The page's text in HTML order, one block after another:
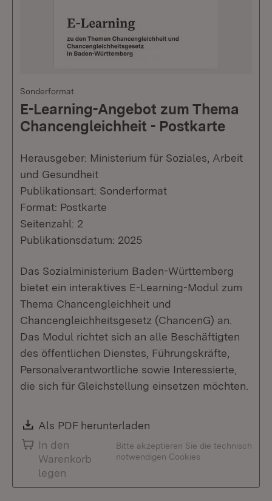
Sonderformat
E-Learning-Angebot zum Thema
Chancengleichheit - Postkarte
Herausgeber: Ministerium für Soziales, Arbeit
und Gesundheit
Publikationsart: Sonderformat
Format: Postkarte
Seitenzahl: 2
Publikationsdatum: 2025
Das Sozialministerium Baden-Württemberg
bietet ein interaktives E-Learning-Modul zum
Thema Chancengleichheit und
Chancengleichheitsgesetz (ChancenG) an.
Das Modul richtet sich an alle Beschäftigten
des öffentlichen Dienstes, Führungskräfte,
Personalverantwortliche sowie Interessierte,
die sich für Gleichstellung einsetzen möchten.
Download:
Als PDF herunterladen
In den
Warenkorb
legen
Bitte akzeptieren Sie die technisch
notwendigen Cookies